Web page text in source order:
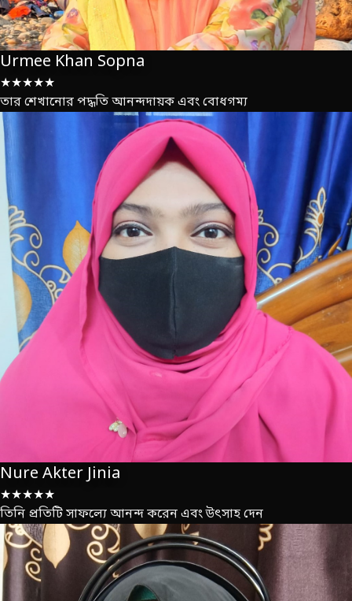
Urmee Khan Sopna
★★★★★
তার শেখানোর পদ্ধতি আনন্দদায়ক এবং বোধগম্য
Nure Akter Jinia
★★★★★
তিনি প্রতিটি সাফল্যে আনন্দ করেন এবং উৎসাহ দেন